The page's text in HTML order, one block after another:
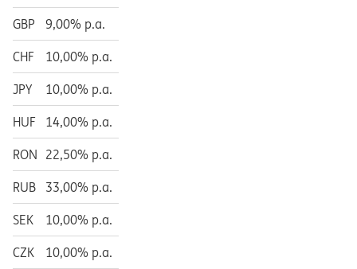
GBP 9,00% p.a.
CHF 10,00% p.a.
JPY 10,00% p.a.
HUF 14,00% p.a.
RON 22,50% p.a.
RUB 33,00% p.a.
SEK 10,00% p.a.
CZK 10,00% p.a.